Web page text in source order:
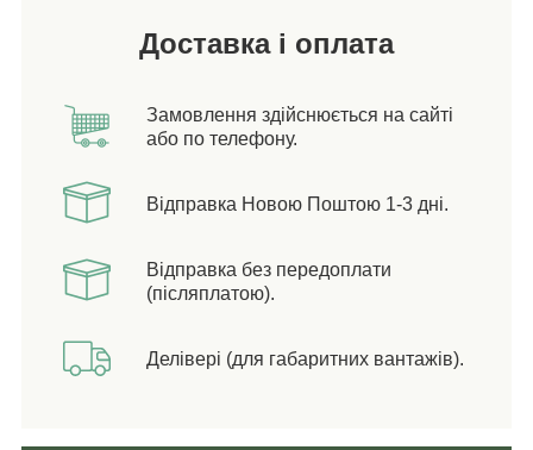
Доставка і оплата
Замовлення здійснюється на сайті
або по телефону.
Відправка Новою Поштою 1-3 дні.
Відправка без передоплати
(післяплатою).
Делівері (для габаритних вантажів).